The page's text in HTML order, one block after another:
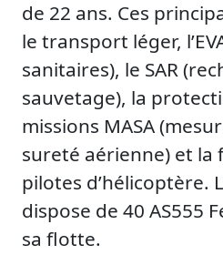
de 22 ans. Ces
le transport léger,
sanitaires), le SAR
sauvetage), la
missions MASA
sureté aérienne) et la
pilotes d’hélicoptère.
dispose de 40 AS555
sa flotte.